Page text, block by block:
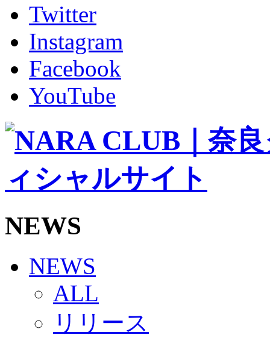
グッズ
ファンコミュニティ
ホームタウン
コラム
その他
TEAM
2026/27トップチーム
2026/27トップチームスタッフ
バモス
チアダンススクール
ボランティアチーム「volundeer」
ビクトリーロード
HOMEGAME
観戦ルール＆マナー
Jリーグ運営管理規定
写真・動画使用ガイドライン
SCHEDULE
2026/27
練習見学時のファンサービスについて
TICKET
奈良クラブ明治安田J3リーグ2026/27シーズン試
奈良クラブ明治安田Ｊ3リーグ 2026/27シーズン「
観戦ルール＆マナー
Twitter
Instagram
Facebook
YouTube
NEWS
NEWS
ALL
リリース